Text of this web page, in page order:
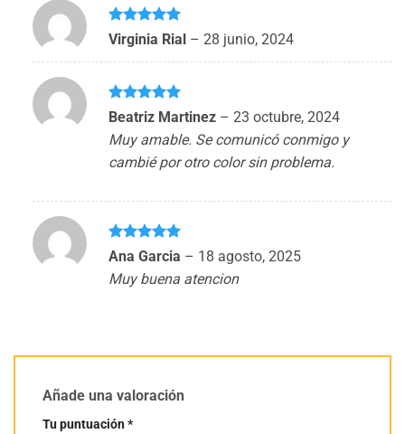
Valorado
con5de 5
Virginia Rial – 28 junio, 2024
Valorado
Beatriz Martinez – 23 octubre, 2024
Muy amable. Se comunicó conmigo y
cambié por otro color sin problema.
Valorado
Ana Garcia – 18 agosto, 2025
Muy buena atencion
Añade una valoración
Tu puntuación*